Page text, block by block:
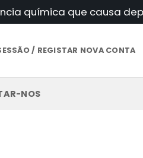
química que causa
/ REGISTAR NOVA CONTA
NOS